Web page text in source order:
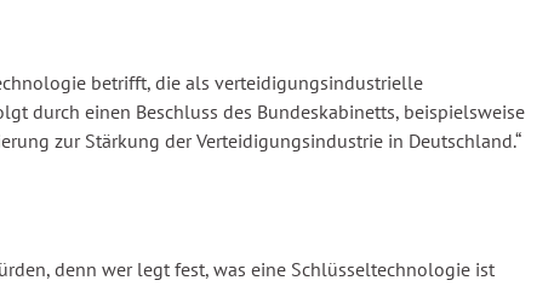
betrifft, die als verteidigungsindustrielle
durch einen Beschluss des Bundeskabinetts, beispielsweise
zur Stärkung der Verteidigungsindustrie in Deutschland.“
denn wer legt fest, was eine Schlüsseltechnologie ist